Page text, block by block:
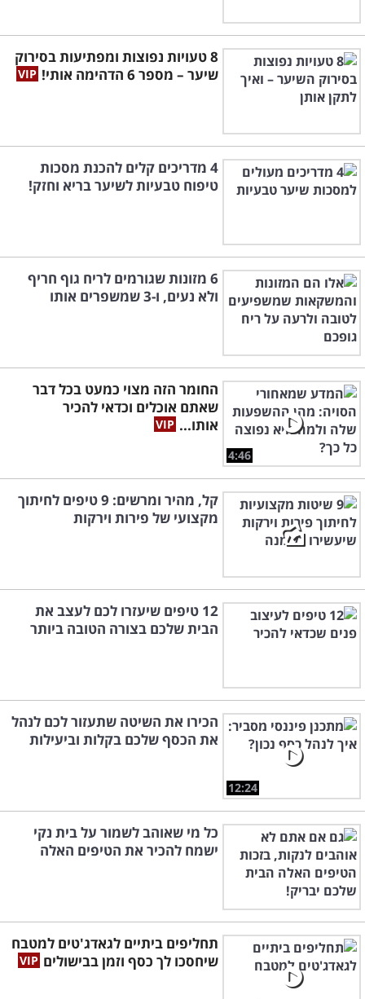
8 טעויות נפוצות ומפתיעות בסירוק
שיער – מספר 6 הדהימה אותי!
4 מדריכים קלים להכנת מסכות
טיפוח טבעיות לשיער בריא וחזק!
6 מזונות שגורמים לריח גוף חריף
ולא נעים, ו-3 שמשפרים אותו
4:46
החומר הזה מצוי כמעט בכל דבר
שאתם אוכלים וכדאי להכיר
אותו...
קל, מהיר ומרשים: 9 טיפים לחיתוך
מקצועי של פירות וירקות
12 טיפים שיעזרו לכם לעצב את
הבית שלכם בצורה הטובה ביותר
12:24
הכירו את השיטה שתעזור לכם לנהל
את הכסף שלכם בקלות וביעילות
כל מי שאוהב לשמור על בית נקי
ישמח להכיר את הטיפים האלה
תחליפים ביתיים לגאדג'טים למטבח
שיחסכו לך כסף וזמן בבישולים